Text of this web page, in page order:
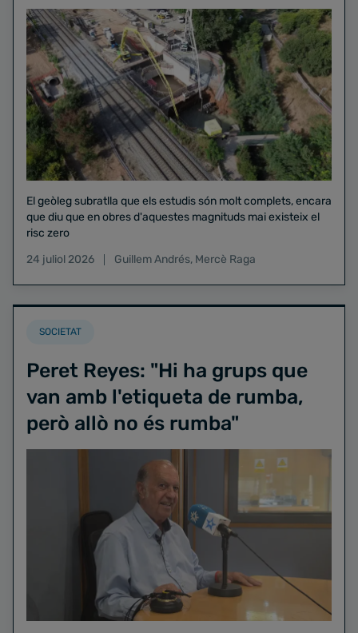
El geòleg subratlla que els estudis són molt complets, encara
que diu que en obres d'aquestes magnituds mai existeix el
risc zero
24 juliol 2026
Guillem Andrés, Mercè Raga
SOCIETAT
Peret Reyes: "Hi ha grups que
van amb l'etiqueta de rumba,
però allò no és rumba"